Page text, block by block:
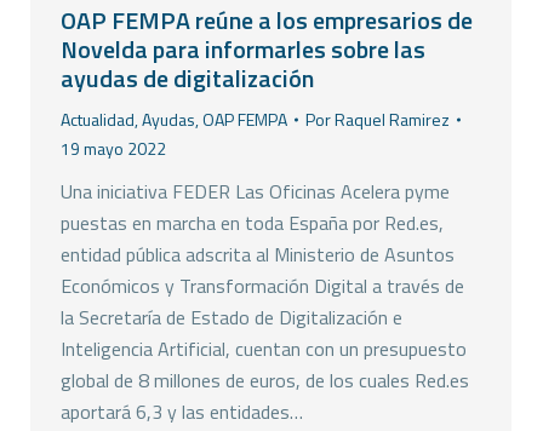
OAP FEMPA reúne a los empresarios de
Novelda para informarles sobre las
ayudas de digitalización
Actualidad,Ayudas,OAP FEMPA PorRaquel Ramirez
19 mayo 2022
Una iniciativa FEDER Las Oficinas Acelera pyme
puestas en marcha en toda España por Red.es,
entidad pública adscrita al Ministerio de Asuntos
Económicos y Transformación Digital a través de
la Secretaría de Estado de Digitalización e
Inteligencia Artificial, cuentan con un presupuesto
global de 8 millones de euros, de los cuales Red.es
aportará 6,3 y las entidades…